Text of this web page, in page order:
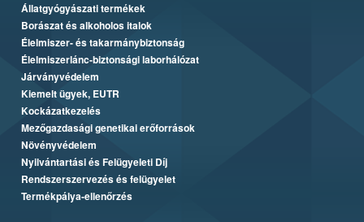
Állatgyógyászati termékek
Borászat és alkoholos italok
Élelmiszer- és takarmánybiztonság
Élelmiszerlánc-biztonsági laborhálózat
Járványvédelem
Kiemelt ügyek, EUTR
Kockázatkezelés
Mezőgazdasági genetikai erőforrások
Növényvédelem
Nyilvántartási és Felügyeleti Díj
Rendszerszervezés és felügyelet
Termékpálya-ellenőrzés